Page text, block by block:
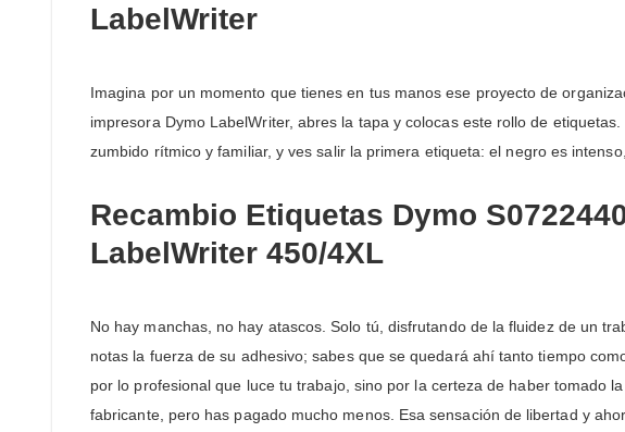
imágenesLabelWriter
Imagina por un momento que tienes en tus manos ese proyecto de
impresora Dymo LabelWriter, abres la tapa y colocas este rollo de
zumbido rítmico y familiar, y ves salir la primera etiqueta: el negro es
Recambio Etiquetas Dymo
LabelWriter 450/4XL
No hay manchas, no hay atascos. Solo tú, disfrutando de la fluidez de un
notas la fuerza de su adhesivo; sabes que se quedará ahí tanto tiempo
por lo profesional que luce tu trabajo, sino por la certeza de haber tomado
fabricante, pero has pagado mucho menos. Esa sensación de libertad y